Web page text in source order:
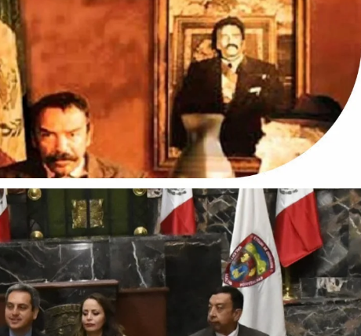
el Premio Indígena Literario “Erasmo Palma”
en el Aeropuerto Internacional de Chihuahua
Verano con presentaciones gratuitas en Palacio de
2026 a celebrarse en Delicias
actividades gratuitas para este mes de julio